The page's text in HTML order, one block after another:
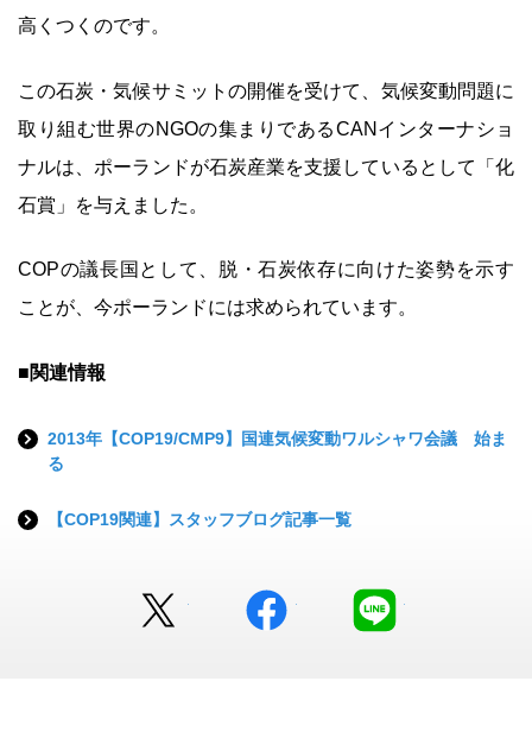
高くつくのです。
この石炭・気候サミットの開催を受けて、気候変動問題に
取り組む世界のNGOの集まりであるCANインターナショ
ナルは、ポーランドが石炭産業を支援しているとして「化
石賞」を与えました。
COPの議長国として、脱・石炭依存に向けた姿勢を示す
ことが、今ポーランドには求められています。
■関連情報
2013年【COP19/CMP9】国連気候変動ワルシャワ会議 始ま
る
【COP19関連】スタッフブログ記事一覧
facebook